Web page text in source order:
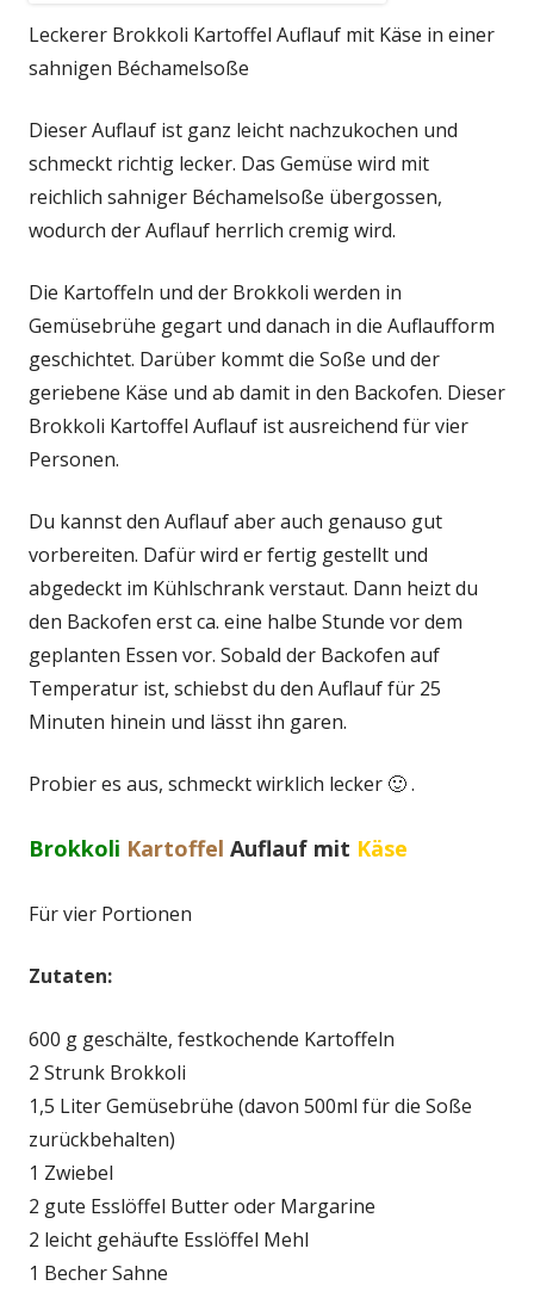
Leckerer Brokkoli Kartoffel Auflauf mit Käse in einer
sahnigen Béchamelsoße
Dieser Auflauf ist ganz leicht nachzukochen und
schmeckt richtig lecker. Das Gemüse wird mit
reichlich sahniger Béchamelsoße übergossen,
wodurch der Auflauf herrlich cremig wird.
Die Kartoffeln und der Brokkoli werden in
Gemüsebrühe gegart und danach in die Auflaufform
geschichtet. Darüber kommt die Soße und der
geriebene Käse und ab damit in den Backofen. Dieser
Brokkoli Kartoffel Auflauf ist ausreichend für vier
Personen.
Du kannst den Auflauf aber auch genauso gut
vorbereiten. Dafür wird er fertig gestellt und
abgedeckt im Kühlschrank verstaut. Dann heizt du
den Backofen erst ca. eine halbe Stunde vor dem
geplanten Essen vor. Sobald der Backofen auf
Temperatur ist, schiebst du den Auflauf für 25
Minuten hinein und lässt ihn garen.
Probier es aus, schmeckt wirklich lecker 🙂 .
Brokkoli Kartoffel Auflauf mit Käse
Für vier Portionen
Zutaten:
600 g geschälte, festkochende Kartoffeln
2 Strunk Brokkoli
1,5 Liter Gemüsebrühe (davon 500ml für die Soße
zurückbehalten)
1 Zwiebel
2 gute Esslöffel Butter oder Margarine
2 leicht gehäufte Esslöffel Mehl
1 Becher Sahne